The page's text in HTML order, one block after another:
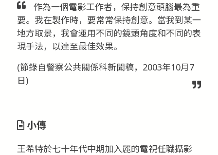
作為一個電影工作者，保持創意頭腦最為重
要。我在製作時，要常常保持創意。當我到某一
地方取景，我會運用不同的鏡頭角度和不同的表
現手法，以達至最佳效果。
(節錄自警察公共關係科新聞稿，2003年10月7
日)
小傳
王希特於七十年代中期加入麗的電視任職攝影